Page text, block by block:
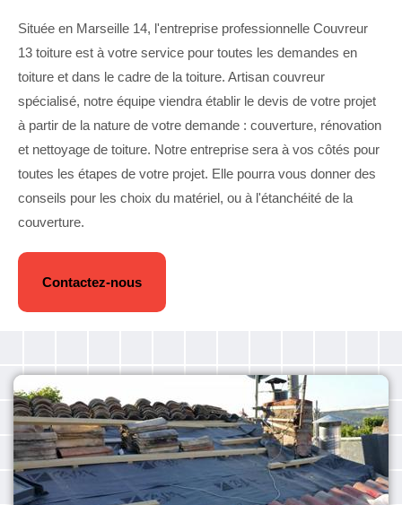
Située en Marseille 14, l'entreprise professionnelle Couvreur
13 toiture est à votre service pour toutes les demandes en
toiture et dans le cadre de la toiture. Artisan couvreur
spécialisé, notre équipe viendra établir le devis de votre projet
à partir de la nature de votre demande : couverture, rénovation
et nettoyage de toiture. Notre entreprise sera à vos côtés pour
toutes les étapes de votre projet. Elle pourra vous donner des
conseils pour les choix du matériel, ou à l'étanchéité de la
couverture.
Contactez-nous